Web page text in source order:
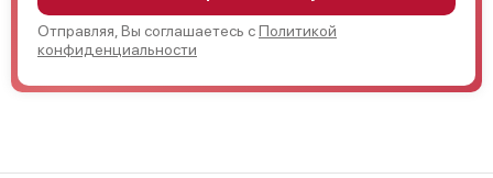
Отправляя, Вы соглашаетесь сПолитикой
конфиденциальности